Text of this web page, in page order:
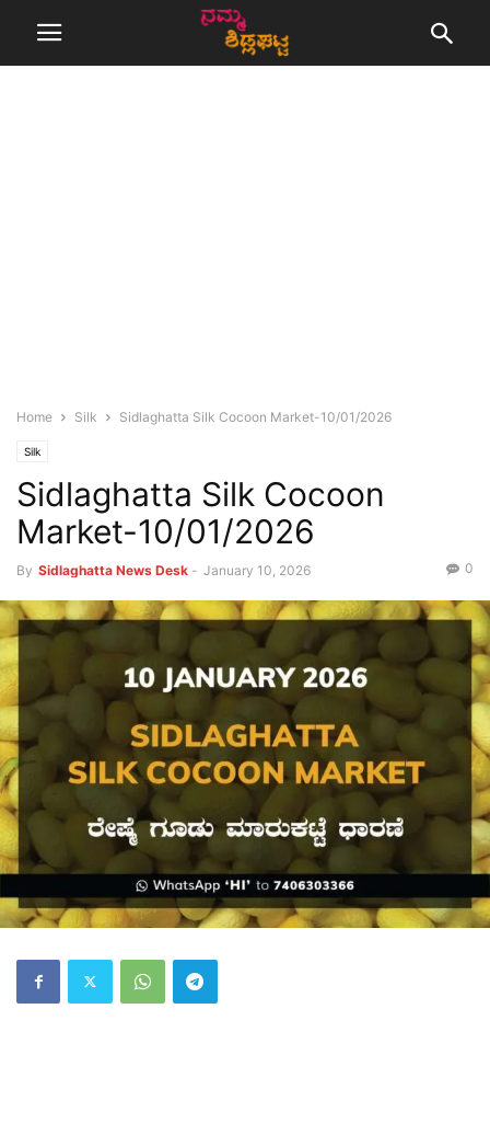
Home Silk Sidlaghatta Silk Cocoon Market-10/01/2026
Silk
Sidlaghatta Silk Cocoon
Market-10/01/2026
By Sidlaghatta News Desk - January 10, 2026 0